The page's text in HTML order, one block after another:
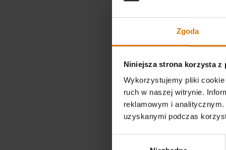
Zgoda
Niniejsza strona korzysta z
Wykorzystujemy pliki
ruch w naszej witrynie.
reklamowym i
uzyskanymi podczas
Wśród
klientów
nich
Jeśli
Cooker .
pokryty
przez